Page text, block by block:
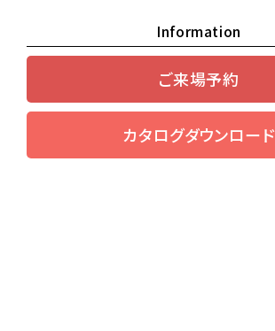
Information
ご来場予約
カタログダウンロード